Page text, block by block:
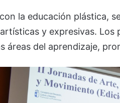
la educación plástica,
y expresivas.
áreas del aprendizaje,